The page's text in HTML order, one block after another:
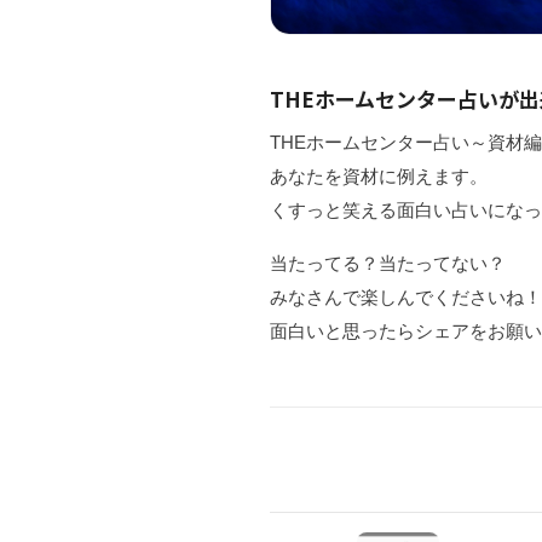
THEホームセンター占いが
THEホームセンター占い～資材
あなたを資材に例えます。
くすっと笑える面白い占いにな
当たってる？当たってない？
みなさんで楽しんでくださいね！
面白いと思ったらシェアをお願